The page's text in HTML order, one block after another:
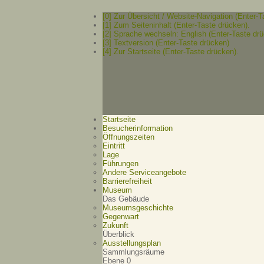
[0] Zur Übersicht / Website-Navigation (Enter-
[1] Zum Seiteninhalt (Enter-Taste drücken).
[2] Sprache wechseln: English (Enter-Taste
[3] Textversion (Enter-Taste drücken)
[4] Zur Startseite (Enter-Taste drücken).
Startseite
Besucherinformation
Öffnungszeiten
Eintritt
Lage
Führungen
Andere Serviceangebote
Barrierefreiheit
Museum
Das Gebäude
Museumsgeschichte
Gegenwart
Zukunft
Überblick
Ausstellungsplan
Sammlungsräume
Ebene 0